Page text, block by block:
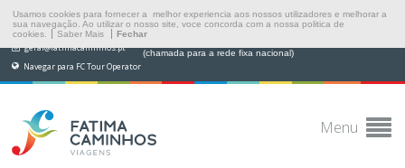
Usamos cookies para fornecer a melhor experiencia aos nossos utilizadores e melhorar a
sua navegação. Ao utilizar o nosso site, voce concorda com a nossa politica de
cookies.
Saber Mais Fechar
geral@fatimacaminhos.pt (chamada para a rede fixa nacional)
Navegar para FC Tour Operator
Menu